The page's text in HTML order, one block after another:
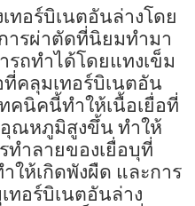
ทอร์บิเนตอันล่างโดย
ารผ่าตัดที่นิยมทำมา
รถทำได้โดยแทงเข็ม
ที่คลุมเทอร์บิเนตอัน
ทคนิคนี้ทำให้เนื้อเยื่อที่
ณหภูมิสูงขึ้น ทำให้
ทำลายของเยื่อบุที่
ให้เกิดพังผืด และการ
ทอร์บิเนตอันล่าง